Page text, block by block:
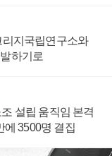
지국립연구소와
하기로
설립 움직임 본격
에 3500명 결집